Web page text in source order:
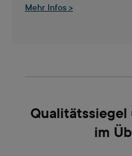
Mehr Infos >
im